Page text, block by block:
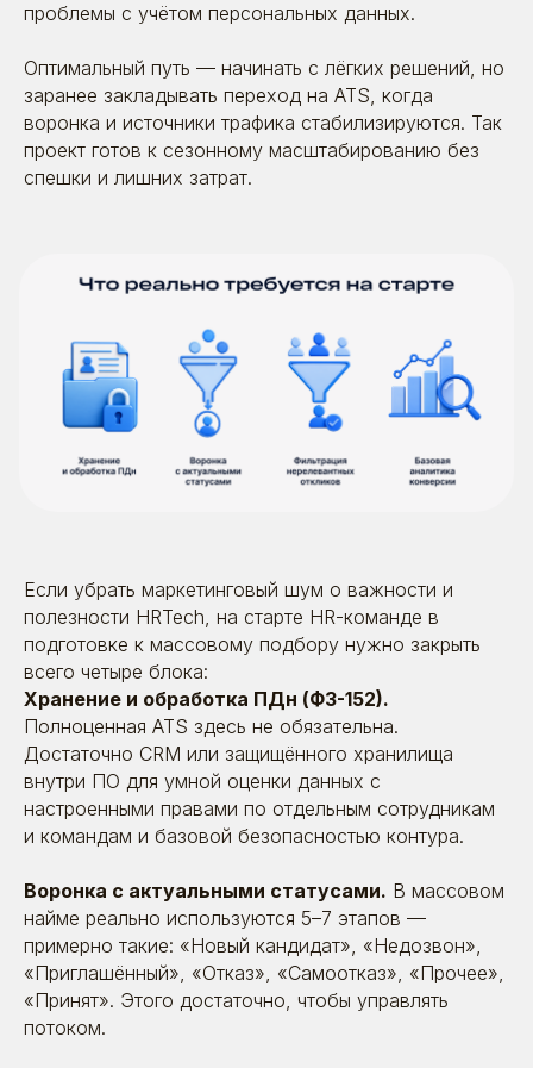
проблемы с учётом персональных данных.
Оптимальный путь — начинать с лёгких решений, но
заранее закладывать переход на ATS, когда
воронка и источники трафика стабилизируются. Так
проект готов к сезонному масштабированию без
спешки и лишних затрат.
Если убрать маркетинговый шум о важности и
полезности HRTech, на старте HR-команде в
подготовке к массовому подбору нужно закрыть
всего четыре блока:
Хранение и обработка ПДн (ФЗ-152).
Полноценная ATS здесь не обязательна.
Достаточно CRM или защищённого хранилища
внутри ПО для умной оценки данных с
настроенными правами по отдельным сотрудникам
и командам и базовой безопасностью контура.
Воронка с актуальными статусами. В массовом
найме реально используются 5–7 этапов —
примерно такие: «Новый кандидат», «Недозвон»,
«Приглашённый», «Отказ», «Самоотказ», «Прочее»,
«Принят». Этого достаточно, чтобы управлять
потоком.